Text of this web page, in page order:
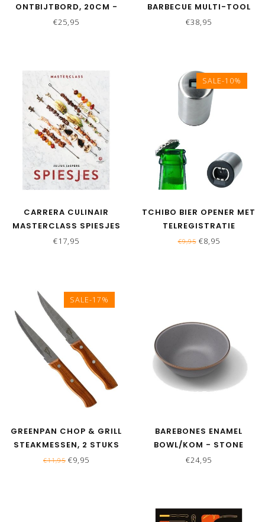
ONTBIJTBORD, 20CM -
OLIVE - SET VAN 2
€25,95
BARBECUE MULTI-TOOL
€38,95
CARRERA CULINAIR
MASTERCLASS SPIESJES
€17,95
SALE-10%
TCHIBO BIER OPENER MET
TELREGISTRATIE
€9,95€8,95
SALE-17%
GREENPAN CHOP & GRILL
STEAKMESSEN, 2 STUKS
€11,95 €9,95
BAREBONES ENAMEL
BOWL/KOM - STONE
GREY - SET VAN 2
€24,95